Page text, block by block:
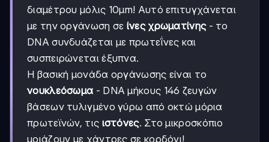
διαμέτρου μόλις 10μm! Αυτό επιτυγχάνεται
με την οργάνωση σε ίνες χρωματίνης- το
DNA συνδυάζεται με πρωτεΐνες και
συσπειρώνεται έξυπνα.
Η βασική μονάδα οργάνωσης είναι το
νουκλεόσωμα - DNA μήκους 146 ζευγών
βάσεων τυλιγμένο γύρω από οκτώ μόρια
πρωτεϊνών, τις ιστόνες. Στο μικροσκόπιο
μοιάζουν με χάντρες σε κορδόνι!